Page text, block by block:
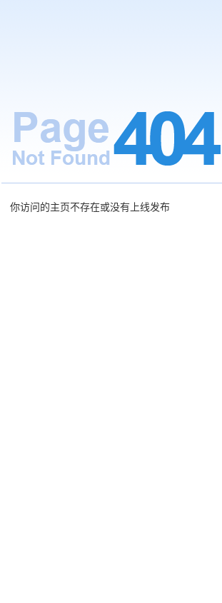
你访问的主页不存在或没有上线发布